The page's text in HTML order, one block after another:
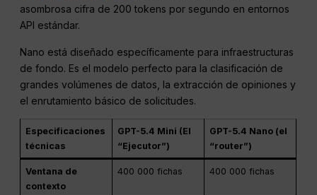
asombrosa cifra de 200 tokens por segundo en entornos
API estándar.
Nano está diseñado específicamente para infraestructuras
de fondo. Es el modelo perfecto para la clasificación de
grandes volúmenes de datos, la extracción de opiniones y
el enrutamiento básico de solicitudes.
Especificaciones
técnicas
GPT-5.4 Mini (El
“Ejecutor”)
GPT-5.4 Nano (el
“router”)
Ventana de
contexto
400 000 fichas 400 000 fichas